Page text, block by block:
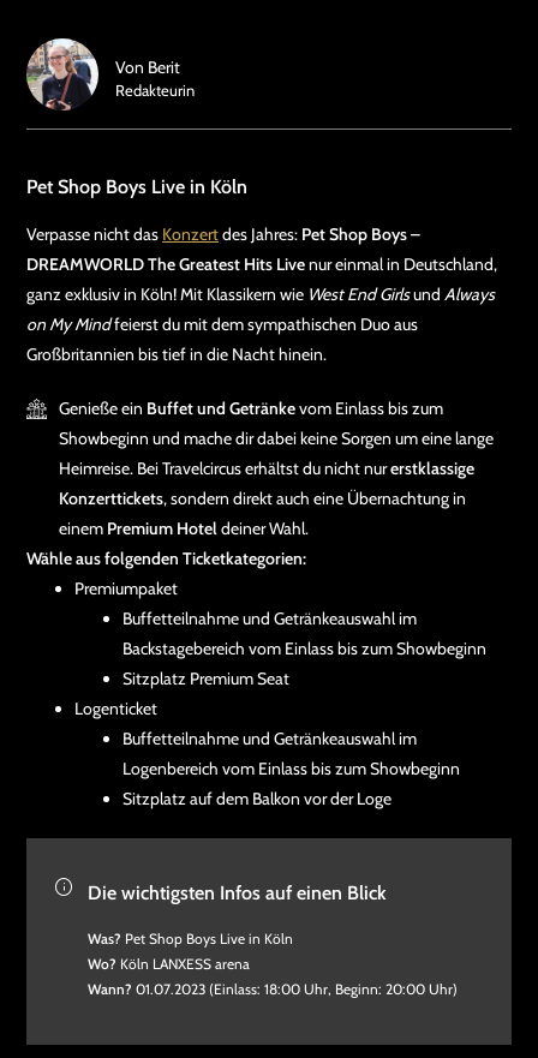
Pet Shop Boys Live in Köln
Verpasse nicht das Konzertdes Jahres: Pet Shop Boys –
DREAMWORLD The Greatest Hits Livenur einmal in Deutschland,
ganz exklusiv in Köln! Mit Klassikern wie West End Girlsund Always
on My Mindfeierst du mit dem sympathischen Duo aus
Großbritannien bis tief in die Nacht hinein.
Genieße ein Buffet und Getränkevom Einlass bis zum
Showbeginn und mache dir dabei keine Sorgen um eine lange
Heimreise. Bei Travelcircus erhältst du nicht nurerstklassige
Konzerttickets, sondern direkt auch eine Übernachtung in
einem Premium Hoteldeiner Wahl.
Wähle aus folgenden Ticketkategorien:
Premiumpaket
Buffetteilnahme und Getränkeauswahl im
Backstagebereich vom Einlass bis zum Showbeginn
Sitzplatz Premium Seat
Logenticket
Buffetteilnahme und Getränkeauswahl im
Logenbereich vom Einlass bis zum Showbeginn
Sitzplatz auf dem Balkon vor der Loge
Die wichtigsten Infos auf einen Blick
Was? Pet Shop Boys Live in Köln
Wo? Köln LANXESS arena
Wann? 01.07.2023 (Einlass: 18:00 Uhr, Beginn: 20:00 Uhr)
Von Berit
Redakteurin